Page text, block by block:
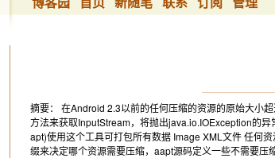
摘要： 在Android 2.3以前的任何压缩的资源的原始大小
方法来获取InputStream，将抛出java.io.IOException的
apt)使用这个工具可打包所有数据 Image XML文件 任何
缀来决定哪个资源需要压缩，aapt源码定义一些不需要压